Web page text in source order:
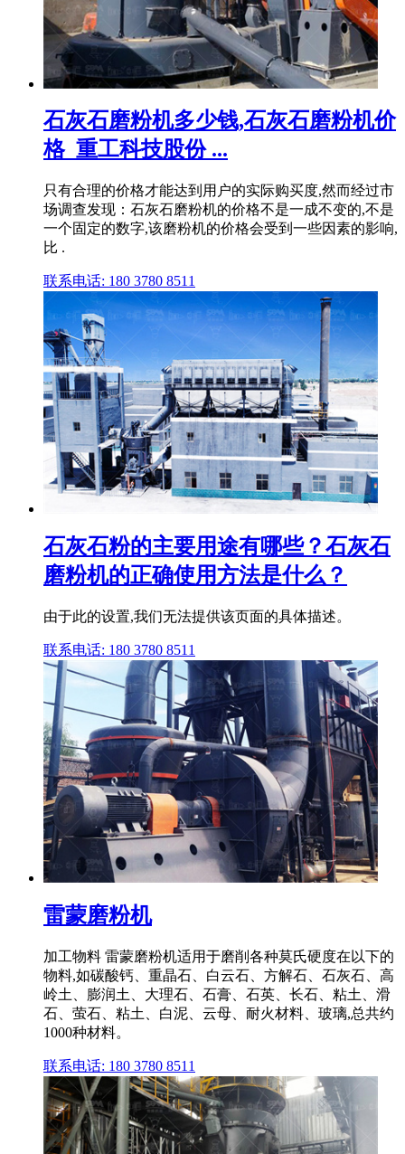
石灰石磨粉机多少钱,石灰石磨粉机价
格_重工科技股份 ...
只有合理的价格才能达到用户的实际购买度,然而经过市
场调查发现：石灰石磨粉机的价格不是一成不变的,不是
一个固定的数字,该磨粉机的价格会受到一些因素的影响,
比 .
联系电话: 180 3780 8511
石灰石粉的主要用途有哪些？石灰石
磨粉机的正确使用方法是什么？
由于此的设置,我们无法提供该页面的具体描述。
联系电话: 180 3780 8511
雷蒙磨粉机
加工物料 雷蒙磨粉机适用于磨削各种莫氏硬度在以下的
物料,如碳酸钙、重晶石、白云石、方解石、石灰石、高
岭土、膨润土、大理石、石膏、石英、长石、粘土、滑
石、萤石、粘土、白泥、云母、耐火材料、玻璃,总共约
1000种材料。
联系电话: 180 3780 8511